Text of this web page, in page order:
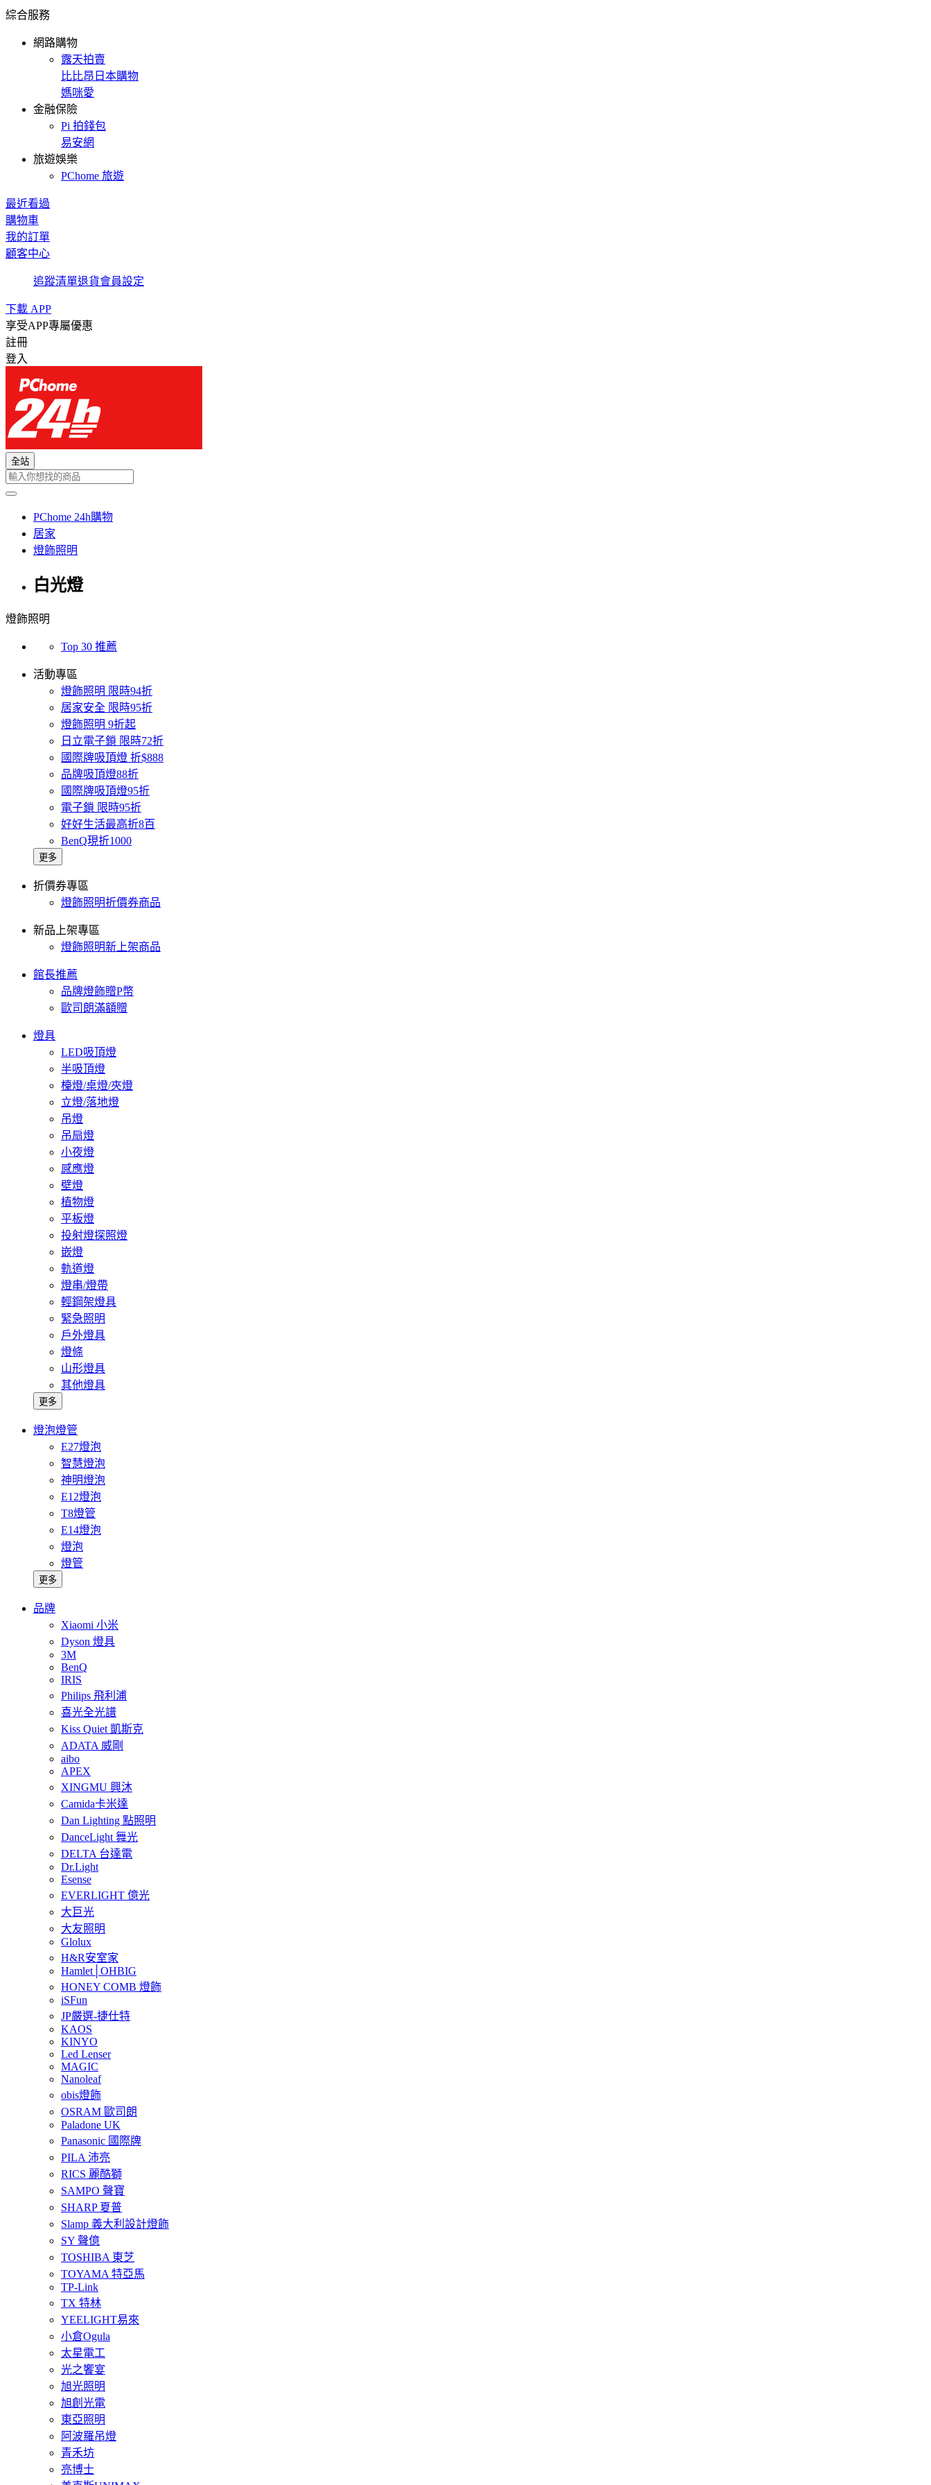
綜合服務
網路購物
露天拍賣
比比昂日本購物
媽咪愛
金融保險
Pi 拍錢包
易安網
旅遊娛樂
PChome 旅遊
最近看過
購物車
我的訂單
顧客中心
追蹤清單退貨會員設定
下載 APP
享受APP專屬優惠
註冊
登入
全站
PChome 24h購物
居家
燈飾照明
白光燈
燈飾照明
Top 30 推薦
活動專區
燈飾照明 限時94折
居家安全 限時95折
燈飾照明 9折起
日立電子鎖 限時72折
國際牌吸頂燈 折$888
品牌吸頂燈88折
國際牌吸頂燈95折
電子鎖 限時95折
好好生活最高折8百
BenQ現折1000
更多
折價券專區
燈飾照明折價券商品
新品上架專區
燈飾照明新上架商品
館長推薦
品牌燈飾贈P幣
歐司朗滿額贈
燈具
LED吸頂燈
半吸頂燈
檯燈/桌燈/夾燈
立燈/落地燈
吊燈
吊扇燈
小夜燈
感應燈
壁燈
植物燈
平板燈
投射燈探照燈
嵌燈
軌道燈
燈串/燈帶
輕鋼架燈具
緊急照明
戶外燈具
燈條
山形燈具
其他燈具
更多
燈泡燈管
E27燈泡
智慧燈泡
神明燈泡
E12燈泡
T8燈管
E14燈泡
燈泡
燈管
更多
品牌
Xiaomi 小米
Dyson 燈具
3M
BenQ
IRIS
Philips 飛利浦
喜光全光譜
Kiss Quiet 凱斯克
ADATA 威剛
aibo
APEX
XINGMU 興沐
Camida卡米達
Dan Lighting 點照明
DanceLight 舞光
DELTA 台達電
Dr.Light
Esense
EVERLIGHT 億光
大巨光
大友照明
Glolux
H&R安室家
Hamlet│OHBIG
HONEY COMB 燈飾
iSFun
JP嚴選-捷仕特
KAOS
KINYO
Led Lenser
MAGIC
Nanoleaf
obis燈飾
OSRAM 歐司朗
Paladone UK
Panasonic 國際牌
PILA 沛亮
RICS 麗酷獅
SAMPO 聲寶
SHARP 夏普
Slamp 義大利設計燈飾
SY 聲億
TOSHIBA 東芝
TOYAMA 特亞馬
TP-Link
TX 特林
YEELIGHT易來
小倉Ogula
太星電工
光之饗宴
旭光照明
旭創光電
東亞照明
阿波羅吊燈
青禾坊
亮博士